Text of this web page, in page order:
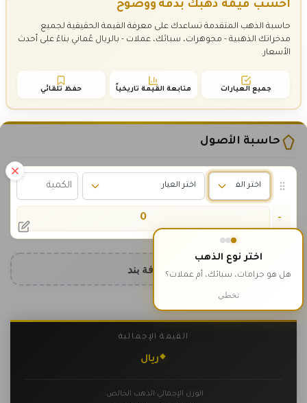
احسب قيمة ذهبك بدقة ووضوح
حاسبة الذهب المتقدمة تساعدك على معرفة القيمة الحقيقية لجميع
مدخراتك الذهبية - مجوهرات، سبائك، عملات - بالريال عُماني بناءً على أحدث
الأسعار.
جميع العيارات متابعة القيمة تاريخياً حفظ تلقائي
حاسبة الأصول
اختر نوع الذهب
هل هو جرامات، سبائك، أم عملات؟
تخطي
0 -
إضافة بند
القيمة الإجمالية
٠ريال
الوزن الإجمالي:الذهب الخالص: